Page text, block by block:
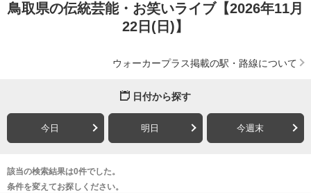
鳥取県の伝統芸能・お笑いライブ【2026年11月
22日(日)】
ウォーカープラス掲載の駅・路線について
日付から探す
今日 明日 今週末
該当の検索結果は0件でした。
条件を変えてお探しください。